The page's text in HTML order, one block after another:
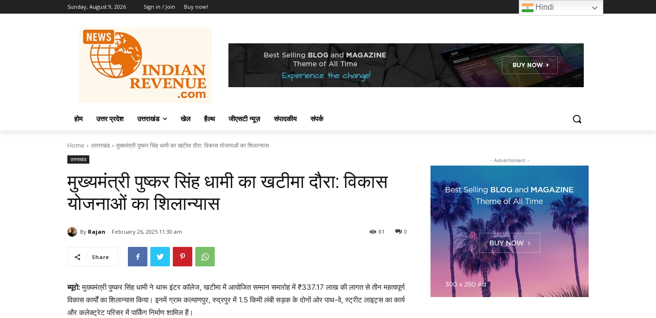
Sunday, August 9, 2026 Sign in / Join Buy now!
होम उत्तर प्रदेश उत्तराखंड खेल हैल्थ जीएसटी न्यूज़ संपादकीय संपर्क
Home उत्तराखंड मुख्यमंत्री पुष्कर सिंह धामी का खटीमा दौरा: विकास योजनाओं का शिलान्यास
उत्तराखंड
मुख्यमंत्री पुष्कर सिंह धामी का खटीमा दौरा: विकास
योजनाओं का शिलान्यास
By Rajan February 26, 2025 11:30 am 0
81
Share
ब्यूरो:मुख्यमंत्री पुष्कर सिंह धामी ने थारू इंटर कॉलेज, खटीमा में आयोजित सम्मान समारोह में ₹337.17 लाख की लागत से तीन महत्वपूर्ण
विकास कार्यों का शिलान्यास किया। इनमें ग्राम कल्याणपुर, रुद्रपुर में 1.5 किमी लंबी सड़क के दोनों ओर पाथ-वे, स्ट्रीट लाइट्स का कार्य
और कलेक्ट्रेट परिसर में पार्किंग निर्माण शामिल हैं।
- Advertisment -
Hindi